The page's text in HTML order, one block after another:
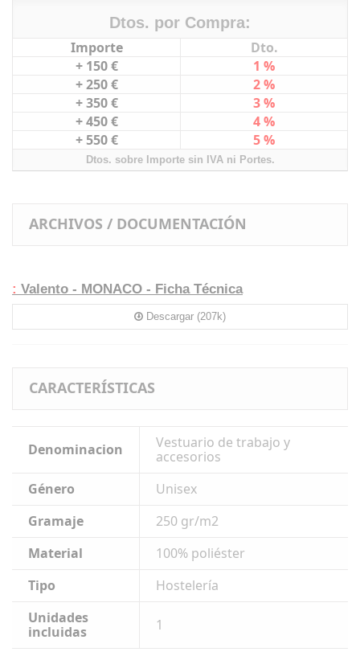
Dtos. por Compra:
Importe
Dto.
+ 150 €
1 %
+ 250 €
2 %
+ 350 €
3 %
+ 450 €
4 %
+ 550 €
5 %
Dtos. sobre Importe sin IVA ni Portes.
ARCHIVOS / DOCUMENTACIÓN
: Valento - MONACO - Ficha Técnica
Descargar (207k)
CARACTERÍSTICAS
Denominacion
Vestuario de trabajo y
accesorios
Género
Unisex
Gramaje
250 gr/m2
Material
100% poliéster
Tipo
Hostelería
Unidades
incluidas
1